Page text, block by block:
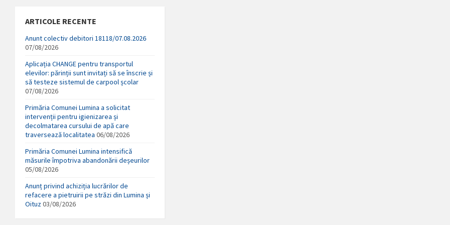
ARTICOLE RECENTE
Anunt colectiv debitori 18118/07.08.2026
07/08/2026
Aplicația CHANGE pentru transportul
elevilor: părinții sunt invitați să se înscrie și
să testeze sistemul de carpool școlar
07/08/2026
Primăria Comunei Lumina a solicitat
intervenții pentru igienizarea și
decolmatarea cursului de apă care
traversează localitatea 06/08/2026
Primăria Comunei Lumina intensifică
măsurile împotriva abandonării deșeurilor
05/08/2026
Anunț privind achiziția lucrărilor de
refacere a pietruirii pe străzi din Lumina și
Oituz03/08/2026